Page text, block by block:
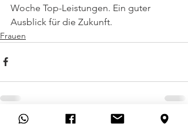
Woche Top-Leistungen. Ein guter
Ausblick für die Zukunft.
Frauen